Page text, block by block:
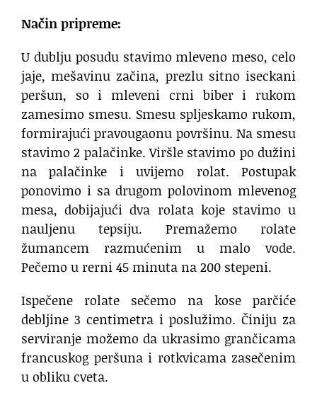
Način pripreme:
U dublju posudu stavimo mleveno meso, celo
jaje, mešavinu začina, prezlu sitno iseckani
peršun, so i mleveni crni biber i rukom
zamesimo smesu. Smesu spljeskamo rukom,
formirajući pravougaonu površinu. Na smesu
stavimo 2 palačinke. Viršle stavimo po dužini
na palačinke i uvijemo rolat. Postupak
ponovimo i sa drugom polovinom mlevenog
mesa, dobijajući dva rolata koje stavimo u
nauljenu tepsiju. Premažemo rolate
žumancem razmućenim u malo vode.
Pečemo u rerni 45 minuta na 200 stepeni.
Ispečene rolate sečemo na kose parčiće
debljine 3 centimetra i poslužimo. Činiju za
serviranje možemo da ukrasimo grančicama
francuskog peršuna i rotkvicama zasečenim
u obliku cveta.